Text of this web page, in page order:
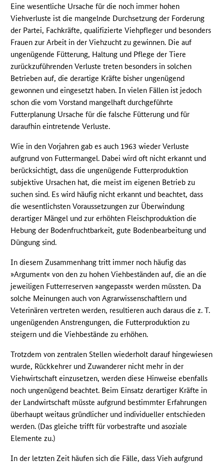
Eine wesentliche Ursache für die noch immer hohen
Viehverluste ist die mangelnde Durchsetzung der Forderung
der Partei, Fachkräfte, qualifizierte Viehpfleger und besonders
Frauen zur Arbeit in der Viehzucht zu gewinnen. Die auf
ungenügende Fütterung, Haltung und Pflege der Tiere
zurückzuführenden Verluste treten besonders in solchen
Betrieben auf, die derartige Kräfte bisher ungenügend
gewonnen und eingesetzt haben. In vielen Fällen ist jedoch
schon die vom Vorstand mangelhaft durchgeführte
Futterplanung Ursache für die falsche Fütterung und für
daraufhin eintretende Verluste.
Wie in den Vorjahren gab es auch 1963 wieder Verluste
aufgrund von Futtermangel. Dabei wird oft nicht erkannt und
berücksichtigt, dass die ungenügende Futterproduktion
subjektive Ursachen hat, die meist im eigenen Betrieb zu
suchen sind. Es wird häufig nicht erkannt und beachtet, dass
die wesentlichsten Voraussetzungen zur Überwindung
derartiger Mängel und zur erhöhten Fleischproduktion die
Hebung der Bodenfruchtbarkeit, gute Bodenbearbeitung und
Düngung sind.
In diesem Zusammenhang tritt immer noch häufig das
»Argument« von den zu hohen Viehbeständen auf, die an die
jeweiligen Futterreserven »angepasst« werden müssten. Da
solche Meinungen auch von Agrarwissenschaftlern und
Veterinären vertreten werden, resultieren auch daraus die z. T.
ungenügenden Anstrengungen, die Futterproduktion zu
steigern und die Viehbestände zu erhöhen.
Trotzdem von zentralen Stellen wiederholt darauf hingewiesen
wurde, Rückkehrer und Zuwanderer nicht mehr in der
Viehwirtschaft einzusetzen, werden diese Hinweise ebenfalls
noch ungenügend beachtet. Beim Einsatz derartiger Kräfte in
der Landwirtschaft müsste aufgrund bestimmter Erfahrungen
überhaupt weitaus gründlicher und individueller entschieden
werden. (Das gleiche trifft für vorbestrafte und asoziale
Elemente zu.)
In der letzten Zeit häufen sich die Fälle, dass Vieh aufgrund